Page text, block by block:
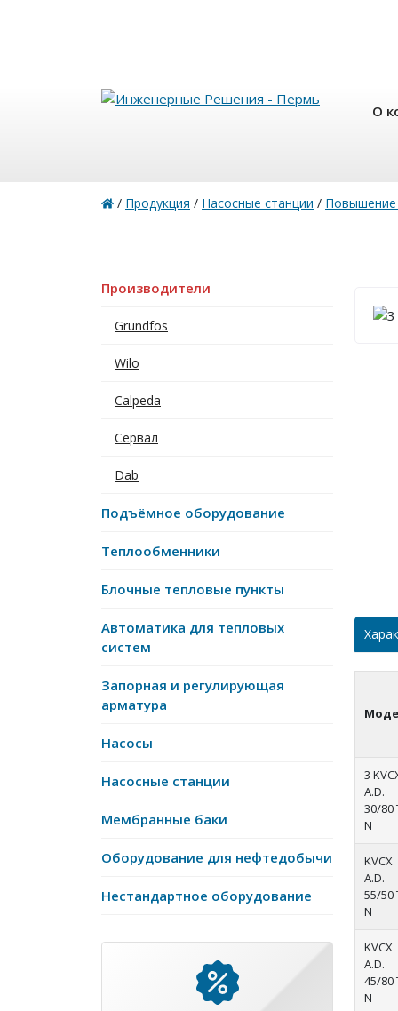
О
/ Продукция / Насосные станции / Повышение
Производители
Grundfos
Wilo
Calpeda
Сервал
Dab
Подъёмное оборудование
Теплообменники
Блочные тепловые пункты
Автоматика для тепловых
систем
Запорная и регулирующая
арматура
Насосы
Насосные станции
Мембранные баки
Оборудование для нефтедобычи
Нестандартное оборудование
3
A.D.
30/80
N
KVCX
A.D.
55/50
N
KVCX
A.D.
45/80
N